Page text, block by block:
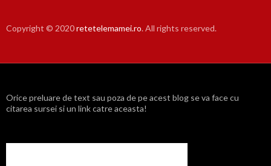
Copyright © 2020retetelemamei.ro. All rights reserved.
Orice preluare de text sau poza de pe acest blog se va face cu
citarea sursei si un link catre aceasta!